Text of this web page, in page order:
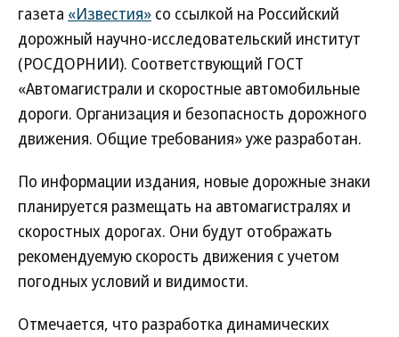
газета «Известия» со ссылкой на Российский
дорожный научно-исследовательский институт
(РОСДОРНИИ). Соответствующий ГОСТ
«Автомагистрали и скоростные автомобильные
дороги. Организация и безопасность дорожного
движения. Общие требования» уже разработан.
По информации издания, новые дорожные знаки
планируется размещать на автомагистралях и
скоростных дорогах. Они будут отображать
рекомендуемую скорость движения с учетом
погодных условий и видимости.
Отмечается, что разработка динамических